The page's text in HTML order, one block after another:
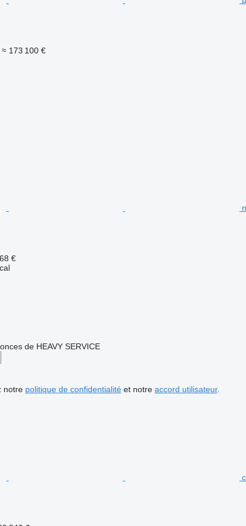
≈ 173 100 €
€
de HEAVY SERVICE
notre politique de confidentialitéet notre accord utilisateur.